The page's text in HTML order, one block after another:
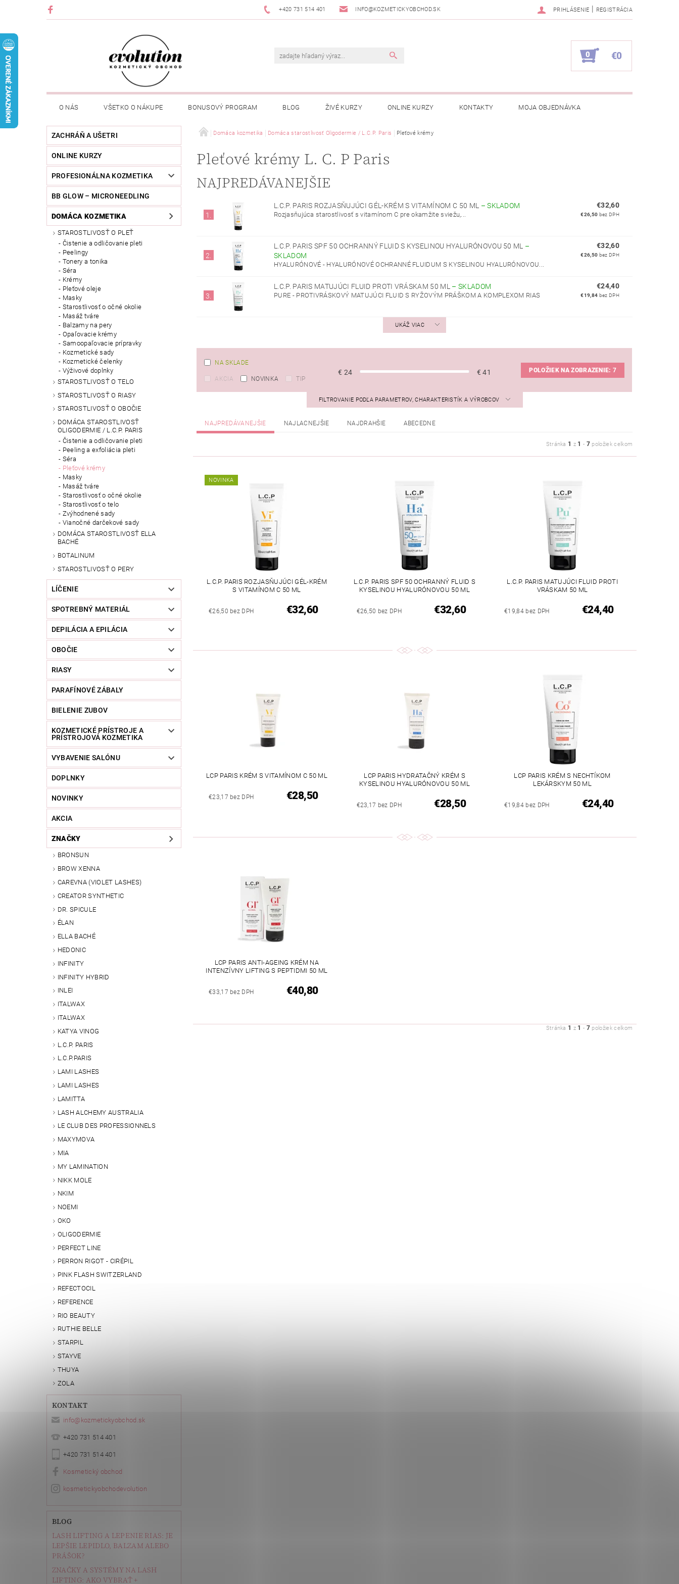
+420 731 514 401 INFO@KOZMETICKYOBCHOD.SK PRIHLÁSENIE | REGISTRÁCIA
0 €0
O NÁS VŠETKO O NÁKUPE BONUSOVÝ PROGRAM BLOG ŽIVÉ KURZY ONLINE KURZY KONTAKTY MOJA OBJEDNÁVKA
ZACHRÁŇ A UŠETRI
ONLINE KURZY
PROFESIONÁLNA KOZMETIKA
BB GLOW – MICRONEEDLING
DOMÁCA KOZMETIKA
STAROSTLIVOSŤ O PLEŤ
Čistenie a odličovanie pleti
Peelingy
Tonery a tonika
Séra
Krémy
Pleťové oleje
Masky
Starostlivosť o očné okolie
Masáž tváre
Balzamy na pery
Opaľovacie krémy
Samoopaľovacie prípravky
Kozmetické sady
Kozmetické čelenky
Výživové doplnky
STAROSTLIVOSŤ O TELO
STAROSTLIVOSŤ O RIASY
STAROSTLIVOSŤ O OBOČIE
DOMÁCA STAROSTLIVOSŤ
OLIGODERMIE / L.C.P. PARIS
Čistenie a odličovanie pleti
Peeling a exfoliácia pleti
Séra
Pleťové krémy
Masky
Masáž tváre
Starostlivosť o očné okolie
Starostlivosť o telo
Zvýhodnené sady
Vianočné darčekové sady
DOMÁCA STAROSTLIVOSŤ ELLA
BACHÉ
BOTALINUM
STAROSTLIVOSŤ O PERY
LÍČENIE
SPOTREBNÝ MATERIÁL
DEPILÁCIA A EPILÁCIA
OBOČIE
RIASY
PARAFÍNOVÉ ZÁBALY
BIELENIE ZUBOV
KOZMETICKÉ PRÍSTROJE A
PRÍSTROJOVÁ KOZMETIKA
VYBAVENIE SALÓNU
DOPLNKY
NOVINKY
AKCIA
ZNAČKY
BRONSUN
BROW XENNA
CAREVNA (VIOLET LASHES)
CREATOR SYNTHETIC
DR. SPICULE
ÉLAN
ELLA BACHÉ
HEDONIC
INFINITY
INFINITY HYBRID
INLEI
ITALWAX
ITALWAX
KATYA VINOG
L.C.P. PARIS
L.C.P.PARIS
LAMI LASHES
LAMI LASHES
LAMITTA
LASH ALCHEMY AUSTRALIA
LE CLUB DES PROFESSIONNELS
MAXYMOVA
MIA
MY LAMINATION
NIKK MOLE
NKIM
NOEMI
OKO
OLIGODERMIE
PERFECT LINE
PERRON RIGOT - CIRÉPIL
PINK FLASH SWITZERLAND
REFECTOCIL
REFERENCE
RIO BEAUTY
RUTHIE BELLE
STARPIL
STAYVE
THUYA
ZOLA
KONTAKT
info@ kozmetickyobchod.sk
+420 731 514 401
+420 731 514 401
Kosmetický obchod
kosmetickyobchodevolution
BLOG
LASH LIFTING A LEPENIE RIAS: JE
LEPŠIE LEPIDLO, BALZAM ALEBO
PRÁŠOK?
ZNAČKY A SYSTÉMY NA LASH
LIFTING: AKO VYBRAŤ +
Domáca kozmetika Domáca starostlivosť Oligodermie / L.C.P. Paris Pleťové krémy
Pleťové krémy L. C. P Paris
NAJPREDÁVANEJŠIE
1.
L.C.P. PARIS ROZJASŇUJÚCI GÉL-KRÉM S VITAMÍNOM C 50 ML –SKLADOM
Rozjasňujúca starostlivosť s vitamínom C pre okamžite sviežu,...
€32,60
€26,50 bez DPH
2.
L.C.P. PARIS SPF 50 OCHRANNÝ FLUID S KYSELINOU HYALURÓNOVOU 50 ML –
SKLADOM
HYALURÓNOVÉ - HYALURÓNOVÉ OCHRANNÉ FLUIDUM S KYSELINOU HYALURÓNOVOU...
€32,60
€26,50 bez DPH
3.
L.C.P. PARIS MATUJÚCI FLUID PROTI VRÁSKAM 50 ML – SKLADOM
PURE - PROTIVRÁSKOVÝ MATUJÚCI FLUID S RYŽOVÝM PRÁŠKOM A KOMPLEXOM RIAS
€24,40
€19,84 bez DPH
UKÁŽ VIAC
NA SKLADE
AKCIA NOVINKA TIP
€ 24 €41 POLOŽIEK NA ZOBRAZENIE:7
FILTROVANIE PODĽA PARAMETROV, CHARAKTERISTÍK A VÝROBCOV
NAJPREDÁVANEJŠIE NAJLACNEJŠIE NAJDRAHŠIE ABECEDNE
Stránka 1 z 1 - 7 položiek celkom
NOVINKA
L.C.P. PARIS ROZJASŇUJÚCI GÉL-KRÉM
S VITAMÍNOM C 50 ML
€26,50 bez DPH €32,60
L.C.P. PARIS SPF 50 OCHRANNÝ FLUID S
KYSELINOU HYALURÓNOVOU 50 ML
€26,50 bez DPH €32,60
L.C.P. PARIS MATUJÚCI FLUID PROTI
VRÁSKAM 50 ML
€19,84 bez DPH €24,40
LCP PARIS KRÉM S VITAMÍNOM C 50 ML
€23,17 bez DPH €28,50
LCP PARIS HYDRATAČNÝ KRÉM S
KYSELINOU HYALURÓNOVOU 50 ML
€23,17 bez DPH €28,50
LCP PARIS KRÉM S NECHTÍKOM
LEKÁRSKYM 50 ML
€19,84 bez DPH €24,40
LCP PARIS ANTI-AGEING KRÉM NA
INTENZÍVNY LIFTING S PEPTIDMI 50 ML
€33,17 bez DPH €40,80
Stránka 1 z 1 - 7 položiek celkom